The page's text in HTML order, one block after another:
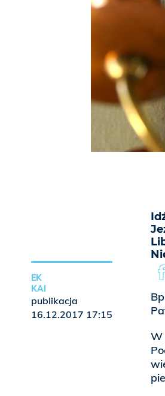
W
EK
KAI
publikacja
16.12.2017 17:15